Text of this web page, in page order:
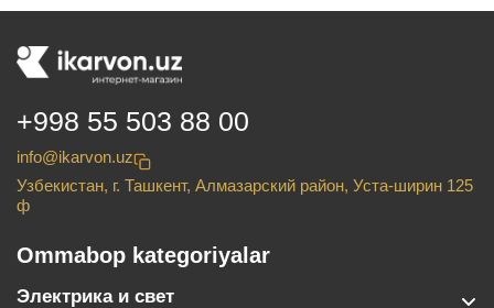
+998 55 503 88 00
info@ikarvon.uz
Узбекистан, г. Ташкент, Алмазарский район, Уста-ширин 125
ф
Ommabop kategoriyalar
Электрика и свет